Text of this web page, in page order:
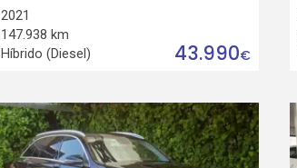
2021
147.938 km
Híbrido (Diesel)
43.990€